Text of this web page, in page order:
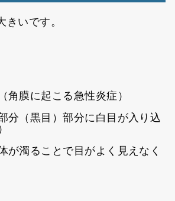
きいです。
角膜に起こる急性炎症）
分（黒目）部分に白目が入り込
が濁ることで目がよく見えなく